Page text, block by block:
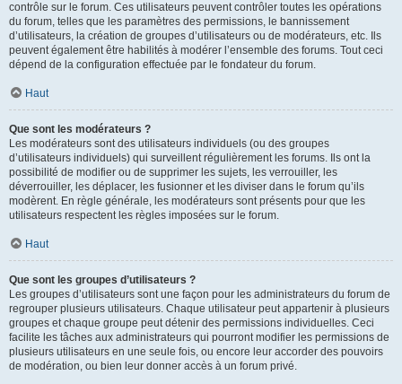
contrôle sur le forum. Ces utilisateurs peuvent contrôler toutes les opérations
du forum, telles que les paramètres des permissions, le bannissement
d’utilisateurs, la création de groupes d’utilisateurs ou de modérateurs, etc. Ils
peuvent également être habilités à modérer l’ensemble des forums. Tout ceci
dépend de la configuration effectuée par le fondateur du forum.
Haut
Que sont les modérateurs ?
Les modérateurs sont des utilisateurs individuels (ou des groupes
d’utilisateurs individuels) qui surveillent régulièrement les forums. Ils ont la
possibilité de modifier ou de supprimer les sujets, les verrouiller, les
déverrouiller, les déplacer, les fusionner et les diviser dans le forum qu’ils
modèrent. En règle générale, les modérateurs sont présents pour que les
utilisateurs respectent les règles imposées sur le forum.
Haut
Que sont les groupes d’utilisateurs ?
Les groupes d’utilisateurs sont une façon pour les administrateurs du forum de
regrouper plusieurs utilisateurs. Chaque utilisateur peut appartenir à plusieurs
groupes et chaque groupe peut détenir des permissions individuelles. Ceci
facilite les tâches aux administrateurs qui pourront modifier les permissions de
plusieurs utilisateurs en une seule fois, ou encore leur accorder des pouvoirs
de modération, ou bien leur donner accès à un forum privé.